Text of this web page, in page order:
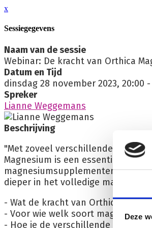
Deze
x
Sessiegegevens
Naam van de sessie
Webinar: De kracht van Orthica
Datum en Tijd
dinsdag 28 november 2023, 20:00 -
Spreker
Lianne Weggemans
Beschrijving
"Met zoveel verschillende soorten
Magnesium is een essentieel
magnesiumsupplementen. Het
dieper in het volledige
- Wat de kracht van Orthica
- Voor wie welk soort magnesium
- Hoe je de verschillende